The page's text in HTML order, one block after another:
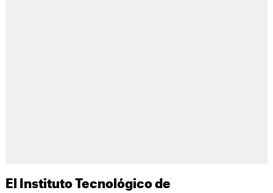
El Instituto Tecnológico de